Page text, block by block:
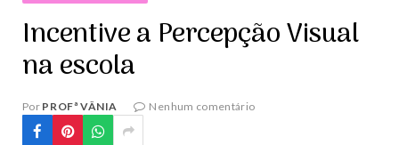
Incentive a Percepção Visual
na escola
Por PROFª VÂNIA Nenhum comentário